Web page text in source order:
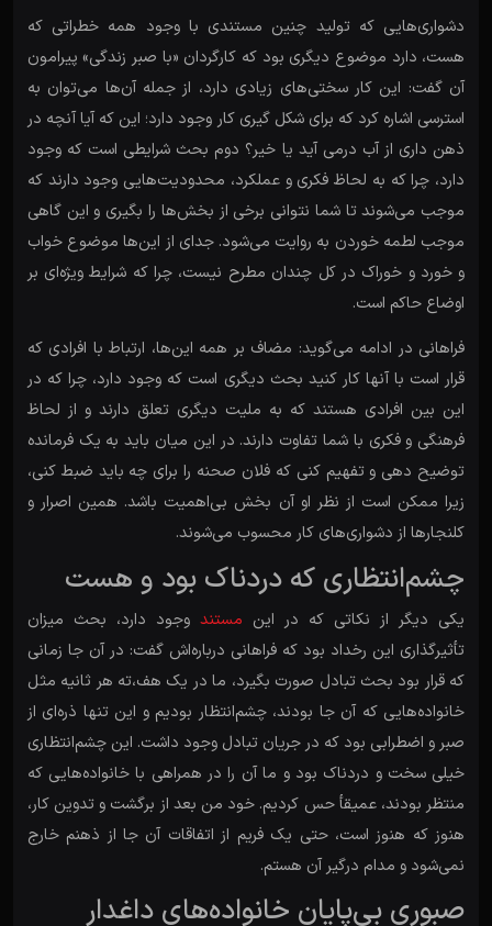
دشواری‌هایی که تولید چنین مستندی با وجود همه خطراتی که
هست، دارد موضوع دیگری بود که کارگردان «با صبر زندگی» پیرامون
آن گفت: این کار سختی‌های زیادی دارد، از جمله آن‌ها می‌توان به
استرسی اشاره کرد که برای شکل گیری کار وجود دارد؛ این که آیا آنچه در
ذهن داری از آب درمی آید یا خیر؟ دوم بحث شرایطی است که وجود
دارد، چرا که به لحاظ فکری و عملکرد، محدودیت‌هایی وجود دارند که
موجب می‌شوند تا شما نتوانی برخی از بخش‌ها را بگیری و این گاهی
موجب لطمه خوردن به روایت می‌شود. جدای از این‌ها موضوع خواب
و خورد و خوراک در کل چندان مطرح نیست، چرا که شرایط ویژه‌ای بر
اوضاع حاکم است.
فراهانی در ادامه می‌گوید: مضاف بر همه این‌ها، ارتباط با افرادی که
قرار است با آنها کار کنید بحث دیگری است که وجود دارد، چرا که در
این بین افرادی هستند که به ملیت دیگری تعلق دارند و از لحاظ
فرهنگی و فکری با شما تفاوت دارند. در این میان باید به یک فرمانده
توضیح دهی و تفهیم کنی که فلان صحنه را برای چه باید ضبط کنی،
زیرا ممکن است از نظر او آن بخش بی‌اهمیت باشد. همین اصرار و
کلنجارها از دشواری‌های کار محسوب می‌شوند.
چشم‌انتظاری که دردناک بود و هست
یکی دیگر از نکاتی که در این مستند وجود دارد، بحث میزان
تأثیرگذاری این رخداد بود که فراهانی درباره‌اش گفت: در آن جا زمانی
که قرار بود بحث تبادل صورت بگیرد، ما در یک هف،ته هر ثانیه مثل
خانواده‌هایی که آن جا بودند، چشم‌انتظار بودیم و این تنها ذره‌ای از
صبر و اضطرابی بود که در جریان تبادل وجود داشت. این چشم‌انتظاری
خیلی سخت و دردناک بود و ما آن را در همراهی با خانواده‌هایی که
منتظر بودند، عمیقأ حس کردیم. خود من بعد از برگشت و تدوین کار،
هنوز که هنوز است، حتی یک فریم از اتفاقات آن جا از ذهنم خارج
نمی‌شود و مدام درگیر آن هستم.
صبوری بی‌پایان خانواده‌های داغدار